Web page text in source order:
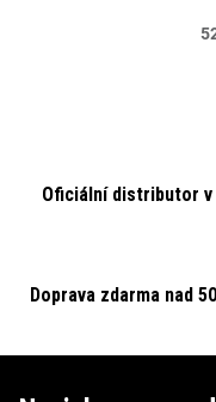
Oficiální distributor v
Doprava zdarma nad